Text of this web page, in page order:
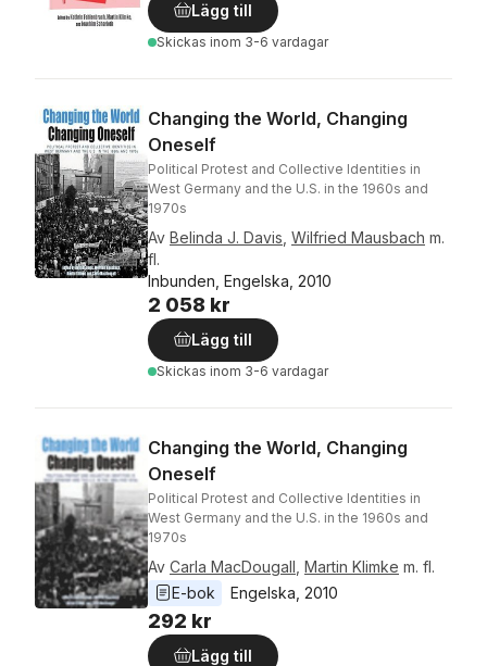
Lägg till
Skickas inom 3-6 vardagar
Changing the World, Changing
Oneself
Political Protest and Collective Identities in
West Germany and the U.S. in the 1960s and
1970s
Av Belinda J. Davis Wilfried Mausbach m.
fl.
Inbunden, Engelska, 2010
2 058 kr
Lägg till
Skickas inom 3-6 vardagar
Changing the World, Changing
Oneself
Political Protest and Collective Identities in
West Germany and the U.S. in the 1960s and
1970s
Av Carla MacDougall Martin Klimke m. fl.
E-bok
Engelska 2010
292 kr
Lägg till